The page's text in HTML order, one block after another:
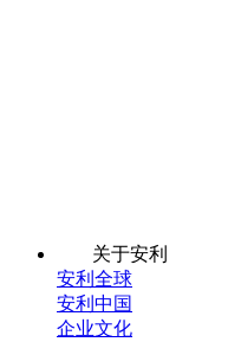
关于安利
安利全球
安利中国
企业文化